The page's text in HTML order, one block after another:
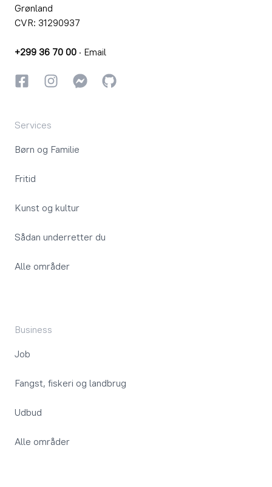
Grønland
CVR: 31290937
+299 36 70 00 · Email
FacebookInstagramInstagram
GitHub
Services
Børn og Familie
Fritid
Kunst og kultur
Sådan underretter du
Alle områder
Business
Job
Fangst, fiskeri og landbrug
Udbud
Alle områder